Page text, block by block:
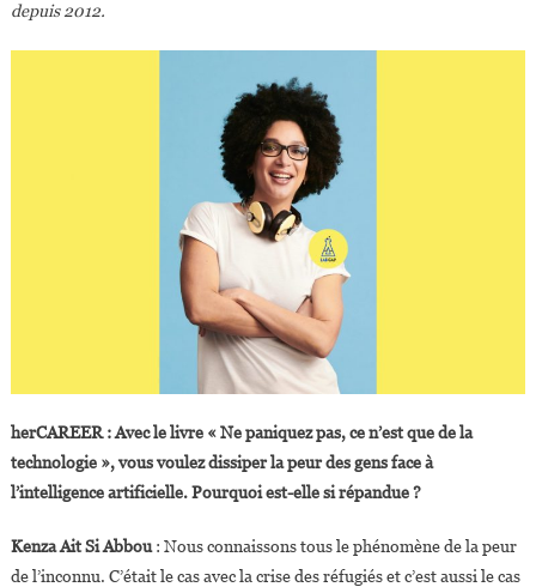
depuis 2012.
herCAREER : Avec le livre « Ne paniquez pas, ce n’est que de la
technologie », vous voulez dissiper la peur des gens face à
l’intelligence artificielle. Pourquoi est-elle si répandue ?
Kenza Ait Si Abbou: Nous connaissons tous le phénomène de la peur
de l’inconnu. C’était le cas avec la crise des réfugiés et c’est aussi le cas